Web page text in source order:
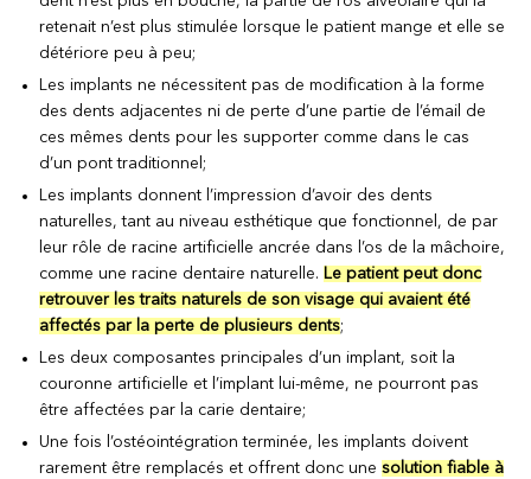
retenait n’est plus stimulée lorsque le patient mange et elle se
détériore peu à peu;
Les implants ne nécessitent pas de modification à la forme
des dents adjacentes ni de perte d’une partie de l’émail de
ces mêmes dents pour les supporter comme dans le cas
d’un pont traditionnel;
Les implants donnent l’impression d’avoir des dents
naturelles, tant au niveau esthétique que fonctionnel, de par
leur rôle de racine artificielle ancrée dans l’os de la mâchoire,
comme une racine dentaire naturelle. Le patient peut donc
retrouver les traits naturels de son visage qui avaient été
affectés par la perte de plusieurs dents;
Les deux composantes principales d’un implant, soit la
couronne artificielle et l’implant lui-même, ne pourront pas
être affectées par la carie dentaire;
Une fois l’ostéointégration terminée, les implants doivent
rarement être remplacés et offrent donc unesolution fiable à